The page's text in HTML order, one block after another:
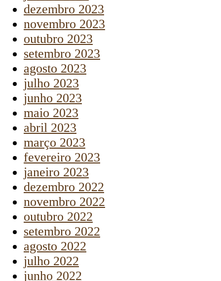
dezembro 2023
novembro 2023
outubro 2023
setembro 2023
agosto 2023
julho 2023
junho 2023
maio 2023
abril 2023
março 2023
fevereiro 2023
janeiro 2023
dezembro 2022
novembro 2022
outubro 2022
setembro 2022
agosto 2022
julho 2022
junho 2022